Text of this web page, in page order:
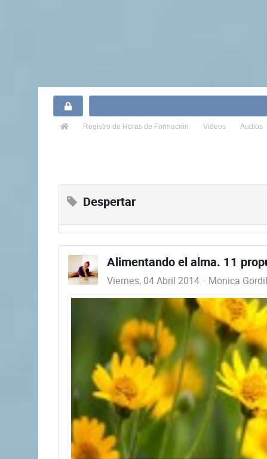
Registro de Horas de Formación Videos Audios
Despertar
Alimentando el alma. 11
Viernes, 04 Abril 2014 Monica